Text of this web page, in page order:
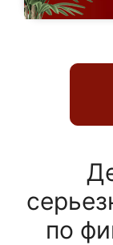
по